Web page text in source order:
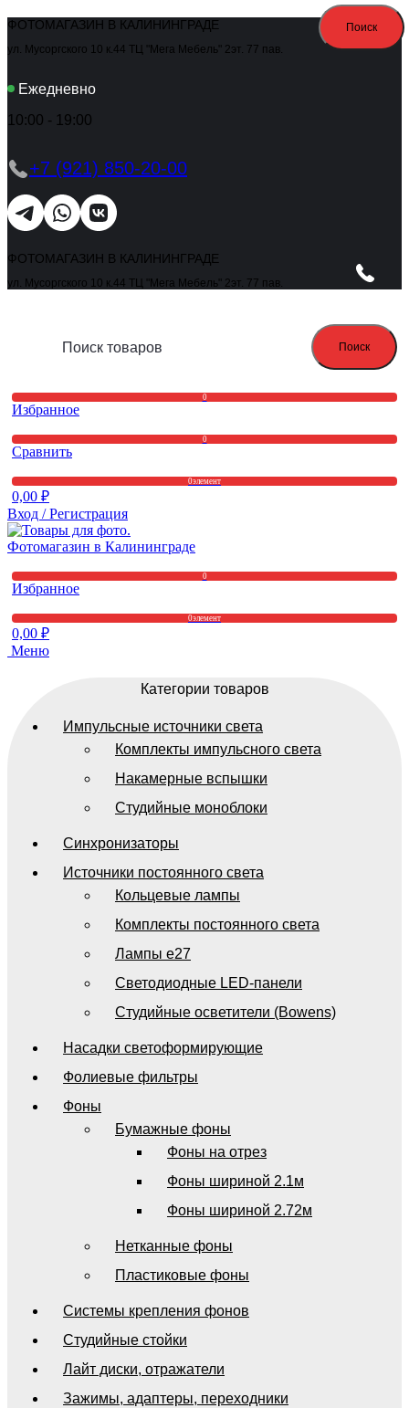
ФОТОМАГАЗИН В КАЛИНИНГРАДЕ
ул. Мусоргского 10 к.44 ТЦ "Мега Мебель" 2эт. 77 пав.
Ежедневно
10:00 - 19:00
+7 (921) 850-20-00
ФОТОМАГАЗИН В КАЛИНИНГРАДЕ
ул. Мусоргского 10 к.44 ТЦ "Мега Мебель" 2эт. 77 пав.
Поиск
0
Избранное
0
Сравнить
0элемент
0,00 ₽
Вход / Регистрация
0
Избранное
0элемент
0,00 ₽
Меню
Категории товаров
Импульсные источники света
Комплекты импульсного света
Накамерные вспышки
Студийные моноблоки
Синхронизаторы
Источники постоянного света
Кольцевые лампы
Комплекты постоянного света
Лампы e27
Светодиодные LED-панели
Студийные осветители (Bowens)
Насадки светоформирующие
Фолиевые фильтры
Фоны
Бумажные фоны
Фоны на отрез
Фоны шириной 2.1м
Фоны шириной 2.72м
Нетканные фоны
Пластиковые фоны
Системы крепления фонов
Студийные стойки
Лайт диски, отражатели
Зажимы, адаптеры, переходники
Поиск